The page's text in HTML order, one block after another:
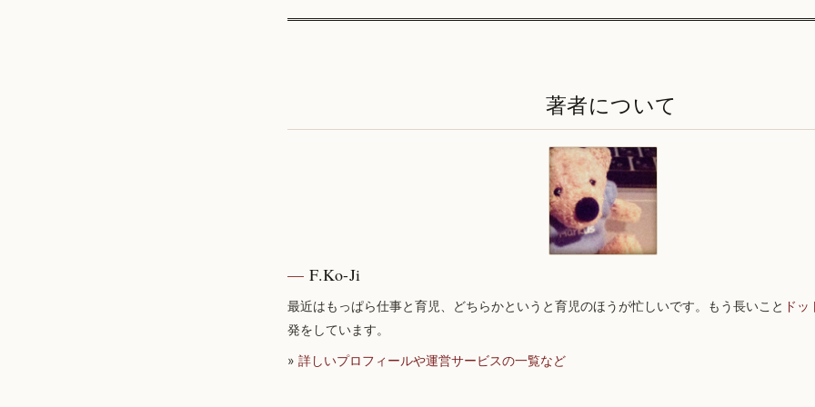
著者について
F.Ko-Ji
最近はもっぱら仕事と育児、どちらかというと育児のほうが忙しいです。もう長いこと ド
発をしています。
» 詳しいプロフィールや運営サービスの一覧など